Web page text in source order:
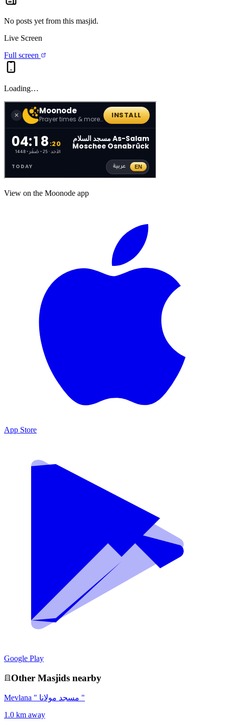
No posts yet from this masjid.
Live Screen
Full screen
Loading…
View on the Moonode app
App Store
Google Play
Other Masjids nearby
Mevlana " مسجد مولانا "
1.0 km away